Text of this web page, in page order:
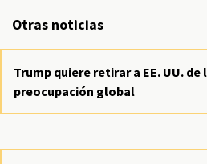
Otras noticias
Trump quiere retirar a EE. UU. de
preocupación global